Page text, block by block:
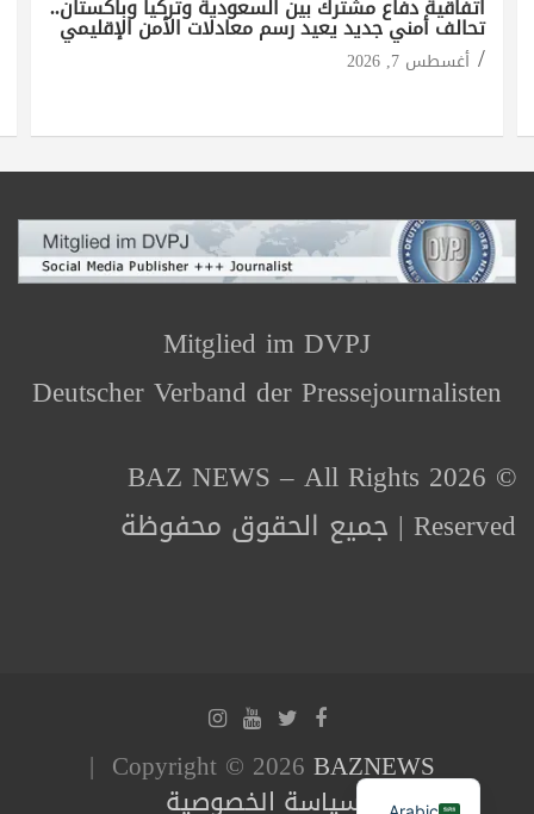
اتفاقية دفاع مشترك بين السعودية وتركيا وباكستان..
تحالف أمني جديد يعيد رسم معادلات الأمن الإقليمي
أغسطس 7, 2026
Mitglied im DVPJ
Deutscher Verband der Pressejournalisten
© 2026 BAZ NEWS – All Rights
Reserved | جميع الحقوق محفوظة
Copyright © 2026 BAZNEWS
سياسة الخصوصية